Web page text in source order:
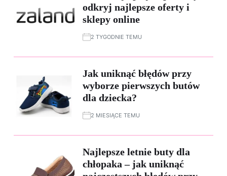
odkryj najlepsze oferty i
sklepy online
2 TYGODNIE TEMU
Jak uniknąć błędów przy
wyborze pierwszych butów
dla dziecka?
2 MIESIĄCE TEMU
Najlepsze letnie buty dla
chłopaka – jak uniknąć